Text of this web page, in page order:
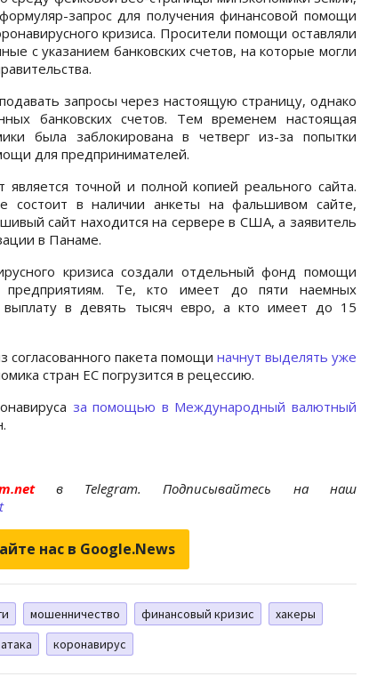
запрос для получения финансовой помощи
кризиса. Просители помощи оставляли
с указанием банковских счетов, на которые могли
запросы через настоящую страницу, однако
банковских счетов. Тем временем настоящая
была заблокирована в четверг из-за попытки
для предпринимателей.
является точной и полной копией реального сайта.
состоит в наличии анкеты на фальшивом сайте,
сайт находится на сервере в США, а заявитель
в Панаме.
кризиса создали отдельный фонд помощи
Те, кто имеет до пяти наемных
выплату в девять тысяч евро, а кто имеет до 15
согласованного пакета помощи начнут выделять уже
стран ЕС погрузится в рецессию.
за помощью в Международный валютный
в Telegram. Подписывайтесь на наш
нас в Google.News
мошенничество финансовый кризис
хакеры
коронавирус